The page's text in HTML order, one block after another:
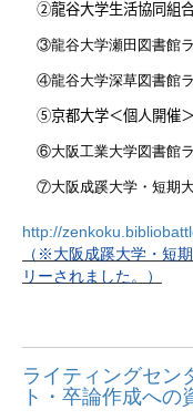
②龍谷大学生活協同組
③龍谷大学瀬田図書館
④龍谷大学深草図書館
⑤京都大学＜個人開催＞
⑥大阪工業大学図書館
⑦大阪成蹊大学・短期
http://
（※大阪成蹊大学・短
リーされました。）
ライティングセ
ト・卒論作成への